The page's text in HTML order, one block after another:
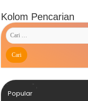
Kolom Pencarian
Popular